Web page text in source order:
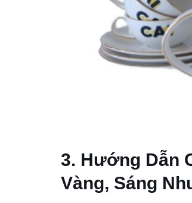
3. Hướng Dẫn
Vàng, Sáng